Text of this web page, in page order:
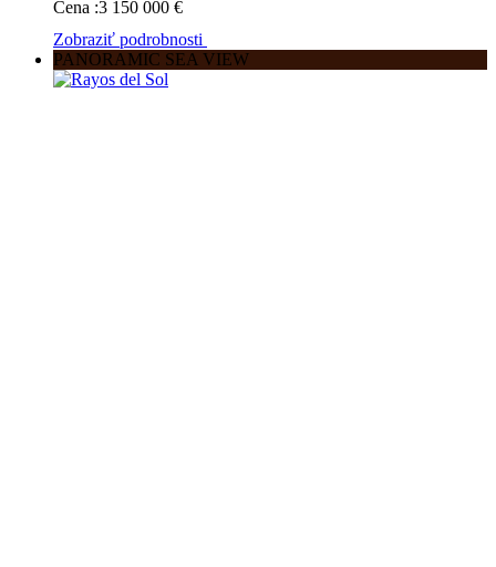
Cena :3 150 000 €
Zobraziť podrobnosti
PANORAMIC SEA VIEW